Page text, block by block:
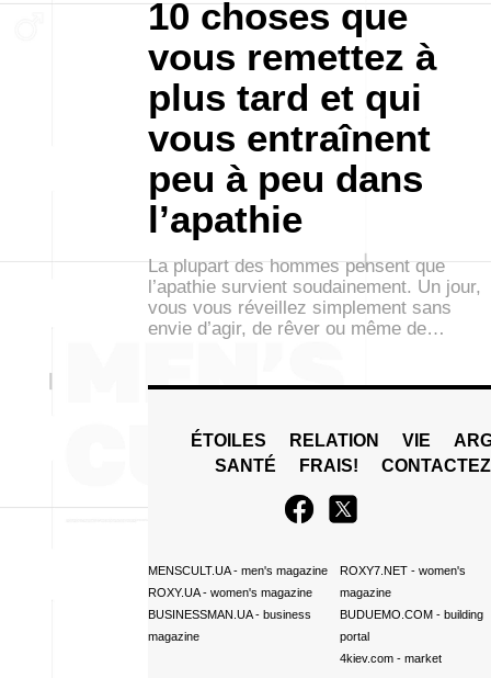
10 choses que
vous remettez à
plus tard et qui
vous entraînent
peu à peu dans
l’apathie
La plupart des hommes pensent que
l’apathie survient soudainement. Un jour,
vous vous réveillez simplement sans
envie d’agir, de rêver ou même de…
ÉTOILES RELATION VIE
SANTÉ
FRAIS!
MENSCULT.UA- men's magazine
ROXY.UA- women's magazine
BUSINESSMAN.UA- business
magazine
ROXY7.NET- women's
magazine
BUDUEMO.COM- building
portal
4kiev.com- market